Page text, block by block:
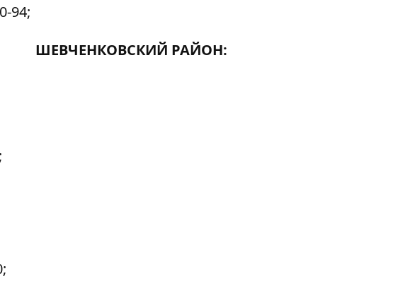
94;
ШЕВЧЕНКОВСКИЙ РАЙОН: